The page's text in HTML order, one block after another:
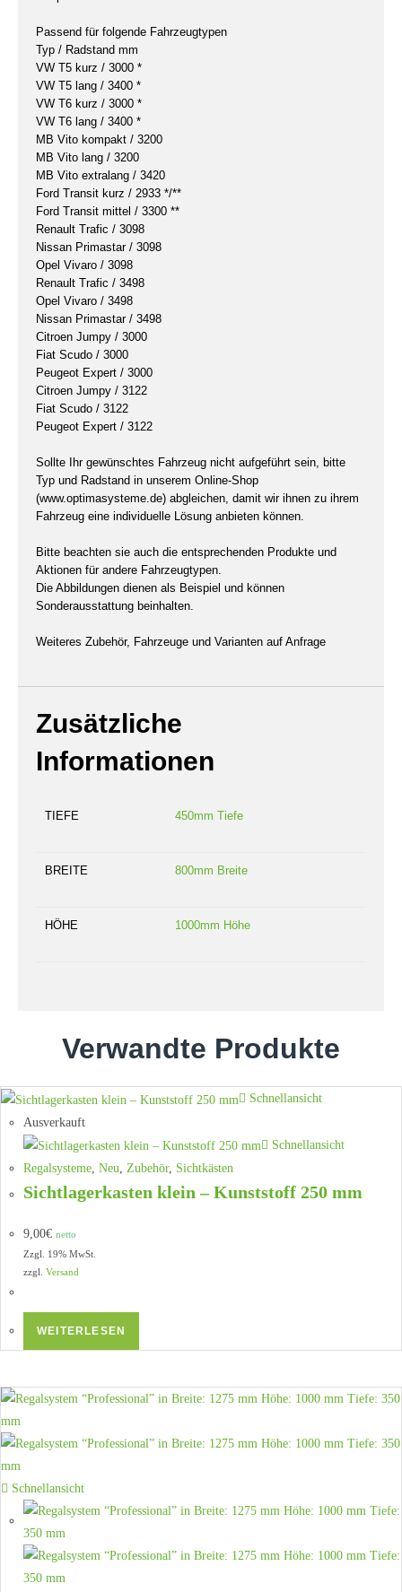
Passend für folgende Fahrzeugtypen
Typ / Radstand mm
VW T5 kurz / 3000 *
VW T5 lang / 3400 *
VW T6 kurz / 3000 *
VW T6 lang / 3400 *
MB Vito kompakt / 3200
MB Vito lang / 3200
MB Vito extralang / 3420
Ford Transit kurz / 2933 */**
Ford Transit mittel / 3300 **
Renault Trafic / 3098
Nissan Primastar / 3098
Opel Vivaro / 3098
Renault Trafic / 3498
Opel Vivaro / 3498
Nissan Primastar / 3498
Citroen Jumpy / 3000
Fiat Scudo / 3000
Peugeot Expert / 3000
Citroen Jumpy / 3122
Fiat Scudo / 3122
Peugeot Expert / 3122
Sollte Ihr gewünschtes Fahrzeug nicht aufgeführt sein, bitte
Typ und Radstand in unserem Online-Shop
(www.optimasysteme.de) abgleichen, damit wir ihnen zu ihrem
Fahrzeug eine individuelle Lösung anbieten können.
Bitte beachten sie auch die entsprechenden Produkte und
Aktionen für andere Fahrzeugtypen.
Die Abbildungen dienen als Beispiel und können
Sonderausstattung beinhalten.
Weiteres Zubehör, Fahrzeuge und Varianten auf Anfrage
Zusätzliche
Informationen
TIEFE 450mm Tiefe
BREITE 800mm Breite
HÖHE 1000mm Höhe
Verwandte Produkte
Schnellansicht
Ausverkauft
Schnellansicht
Regalsysteme Neu Zubehör, Sichtkästen
Sichtlagerkasten klein – Kunststoff 250 mm
9,00€ netto
Zzgl. 19% MwSt.
zzgl. Versand
WEITERLESEN
Schnellansicht